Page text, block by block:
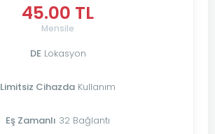
45.00 TL
Mensile
DE Lokasyon
Limitsiz Cihazda Kullanım
Eş Zamanlı 32 Bağlantı